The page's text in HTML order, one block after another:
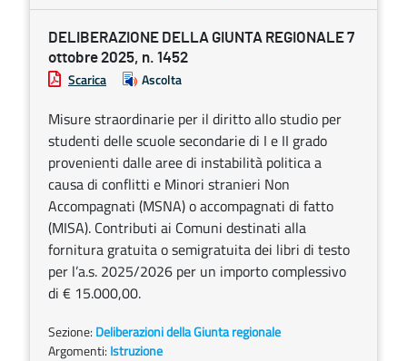
DELIBERAZIONE DELLA GIUNTA REGIONALE 7
ottobre 2025, n. 1452
Scarica Ascolta
Misure straordinarie per il diritto allo studio per
studenti delle scuole secondarie di I e II grado
provenienti dalle aree di instabilità politica a
causa di conflitti e Minori stranieri Non
Accompagnati (MSNA) o accompagnati di fatto
(MISA). Contributi ai Comuni destinati alla
fornitura gratuita o semigratuita dei libri di testo
per l’a.s. 2025/2026 per un importo complessivo
di € 15.000,00.
Sezione: Deliberazioni della Giunta regionale
Argomenti: Istruzione